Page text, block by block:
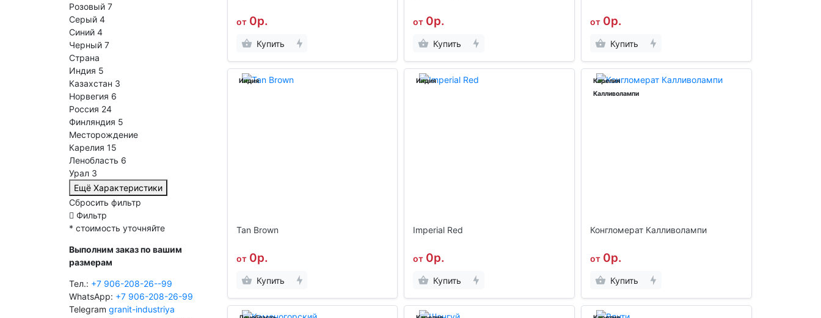
Розовый 7
Серый 4
Синий 4
Черный 7
Страна
Индия 5
Казахстан 3
Норвегия 6
Россия 24
Финляндия 5
Месторождение
Карелия 15
Ленобласть 6
Урал 3
Ещё Характеристики
Сбросить фильтр
Фильтр
* стоимость уточняйте
Выполним заказ по вашим
размерам
Тел.: +7 906-208-26--99
WhatsApp: +7 906-208-26-99
Telegram granit-industriya
от 0р.
Купить
от 0р.
Купить
от 0р.
Купить
Индия
Tan Brown
от 0р.
Купить
Индия
Imperial Red
от 0р.
Купить
Карелия
Калливолампи
Конгломерат Калливолампи
от 0р.
Купить